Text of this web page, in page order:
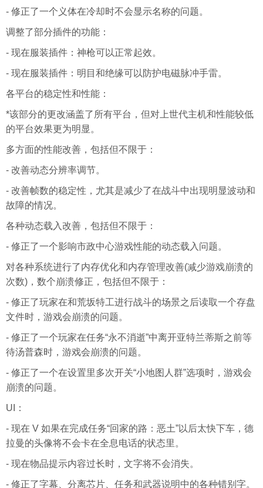
- 修正了一个义体在冷却时不会显示名称的问题。
调整了部分插件的功能：
- 现在服装插件：神枪可以正常起效。
- 现在服装插件：明目和绝缘可以防护电磁脉冲手雷。
各平台的稳定性和性能：
*该部分的更改涵盖了所有平台，但对上世代主机和性能较低
的平台效果更为明显。
多方面的性能改善，包括但不限于：
- 改善动态分辨率调节。
- 改善帧数的稳定性，尤其是减少了在战斗中出现明显波动和
故障的情况。
各种动态载入改善，包括但不限于：
- 修正了一个影响市政中心游戏性能的动态载入问题。
对各种系统进行了内存优化和内存管理改善(减少游戏崩溃的
次数)，数个崩溃修正，包括但不限于：
- 修正了玩家在和荒坂特工进行战斗的场景之后读取一个存盘
文件时，游戏会崩溃的问题。
- 修正了一个玩家在任务“永不消逝”中离开亚特兰蒂斯之前等
待汤普森时，游戏会崩溃的问题。
- 修正了一个在设置里多次开关“小地图人群”选项时，游戏会
崩溃的问题。
UI：
- 现在 V 如果在完成任务“回家的路：恶土”以后太快下车，德
拉曼的头像将不会卡在全息电话的状态里。
- 现在物品提示内容过长时，文字将不会消失。
- 修正了字幕、分离芯片、任务和武器说明中的各种错别字。